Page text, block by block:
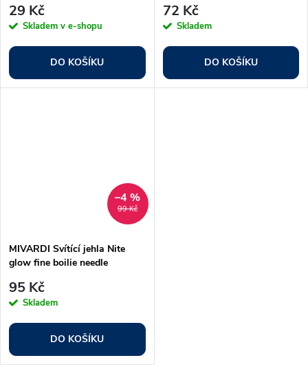
29 Kč
Skladem v e-shopu
DO KOŠÍKU
72 Kč
Skladem
DO KOŠÍKU
99 Kč
–4 %
MIVARDI Svítící jehla Nite
glow fine boilie needle
95 Kč
Skladem
DO KOŠÍKU